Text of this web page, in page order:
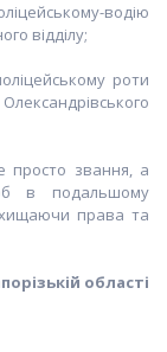
водію
відділу;
роти
просто звання, а
в подальшому
права та
області